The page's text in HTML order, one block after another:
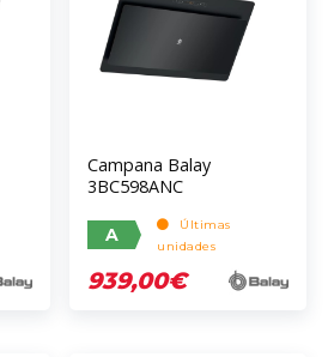
Campana Balay
3BC598ANC
A
Últimas
unidades
939,00€